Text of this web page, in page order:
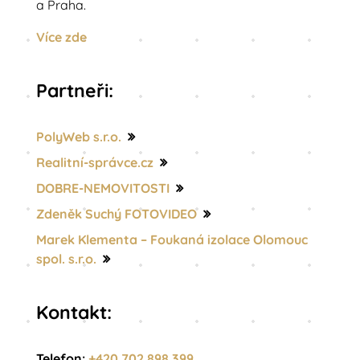
pro procházky, cykloturistiku a rodinný život v
a Praha.
Více zde
Partneři:
PolyWeb s.r.o.
Realitní-správce.cz
DOBRE-NEMOVITOSTI
Zdeněk Suchý FOTOVIDEO
Marek Klementa – Foukaná izolace Olomouc
spol. s.r.o.
Kontakt: